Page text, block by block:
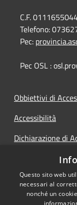
C.F.
Telefono:
Pec:
Pec OSL :
Obbiettivi di
Accessibilità
Dichiarazione di
Accesso Civico
Questo sito web
necessari al
nonché un